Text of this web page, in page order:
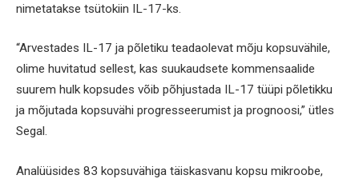
nimetatakse tsütokiin IL-17-ks.
“Arvestades IL-17 ja põletiku teadaolevat mõju kopsuvähile,
olime huvitatud sellest, kas suukaudsete kommensaalide
suurem hulk kopsudes võib põhjustada IL-17 tüüpi põletikku
ja mõjutada kopsuvähi progresseerumist ja prognoosi,” ütles
Segal.
Analüüsides 83 kopsuvähiga täiskasvanu kopsu mikroobe,